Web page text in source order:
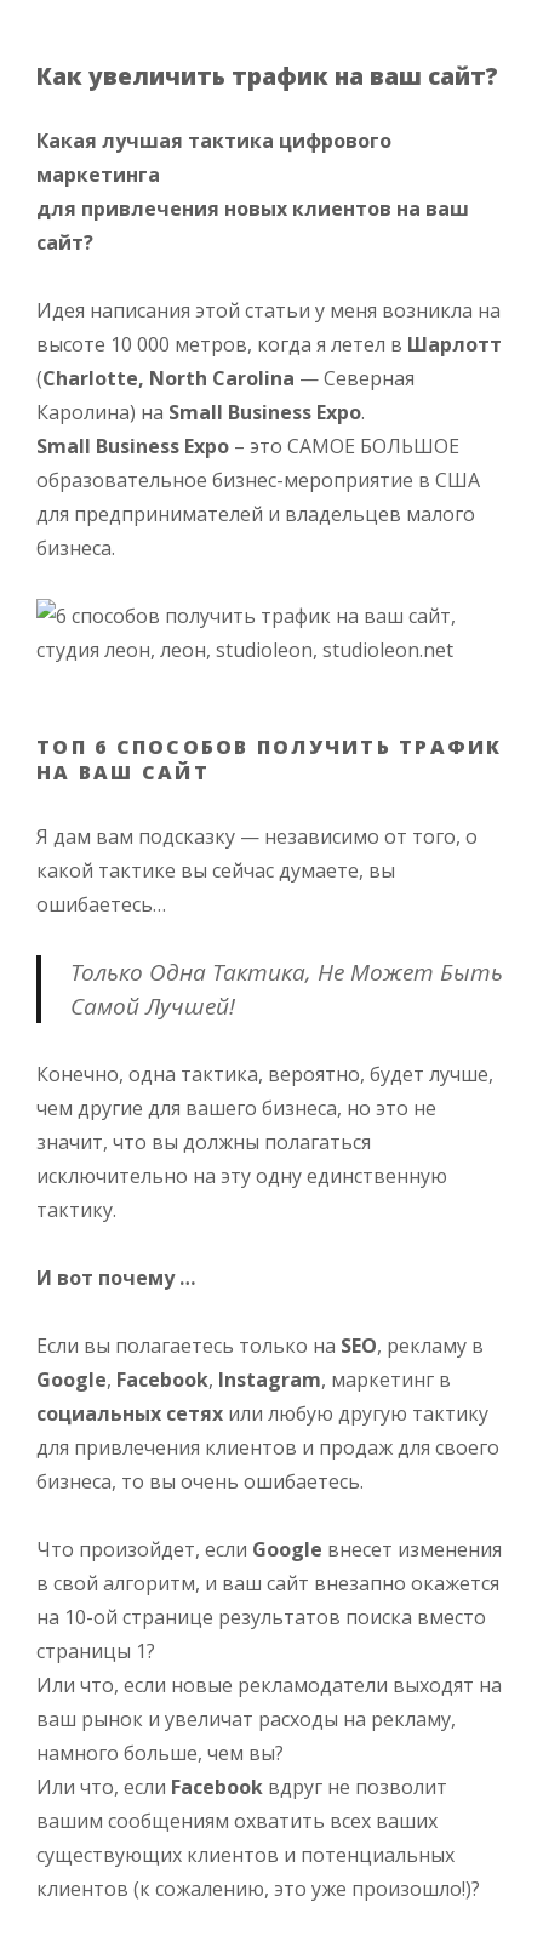
Как увеличить трафик на ваш сайт?
Какая лучшая тактика цифрового
маркетинга
для привлечения новых клиентов на ваш
сайт?
Идея написания этой статьи у меня возникла на
высоте 10 000 метров, когда я летел в Шарлотт
(Charlotte, North Carolina — Северная
Каролина) на Small Business Expo.
Small Business Expo – это САМОЕ БОЛЬШОЕ
образовательное бизнес-мероприятие в США
для предпринимателей и владельцев малого
бизнеса.
ТОП 6 СПОСОБОВ ПОЛУЧИТЬ ТРАФИК
НА ВАШ САЙТ
Я дам вам подсказку — независимо от того, о
какой тактике вы сейчас думаете, вы
ошибаетесь…
Только Одна Тактика, Не Может Быть
Самой Лучшей!
Конечно, одна тактика, вероятно, будет лучше,
чем другие для вашего бизнеса, но это не
значит, что вы должны полагаться
исключительно на эту одну единственную
тактику.
И вот почему …
Если вы полагаетесь только на SEO, рекламу в
Google, Facebook, Instagram, маркетинг в
социальных сетях или любую другую тактику
для привлечения клиентов и продаж для своего
бизнеса, то вы очень ошибаетесь.
Что произойдет, если Google внесет изменения
в свой алгоритм, и ваш сайт внезапно окажется
на 10-ой странице результатов поиска вместо
страницы 1?
Или что, если новые рекламодатели выходят на
ваш рынок и увеличат расходы на рекламу,
намного больше, чем вы?
Или что, если Facebook вдруг не позволит
вашим сообщениям охватить всех ваших
существующих клиентов и потенциальных
клиентов (к сожалению, это уже произошло!)?